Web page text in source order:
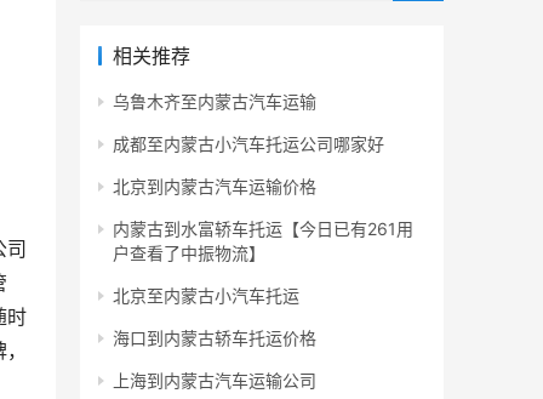
时
相关推荐
乌鲁木齐至内蒙古汽车运输
成都至内蒙古小汽车托运公司哪家好
北京到内蒙古汽车运输价格
内蒙古到水富轿车托运【今日已有261用
户查看了中振物流】
北京至内蒙古小汽车托运
海口到内蒙古轿车托运价格
上海到内蒙古汽车运输公司